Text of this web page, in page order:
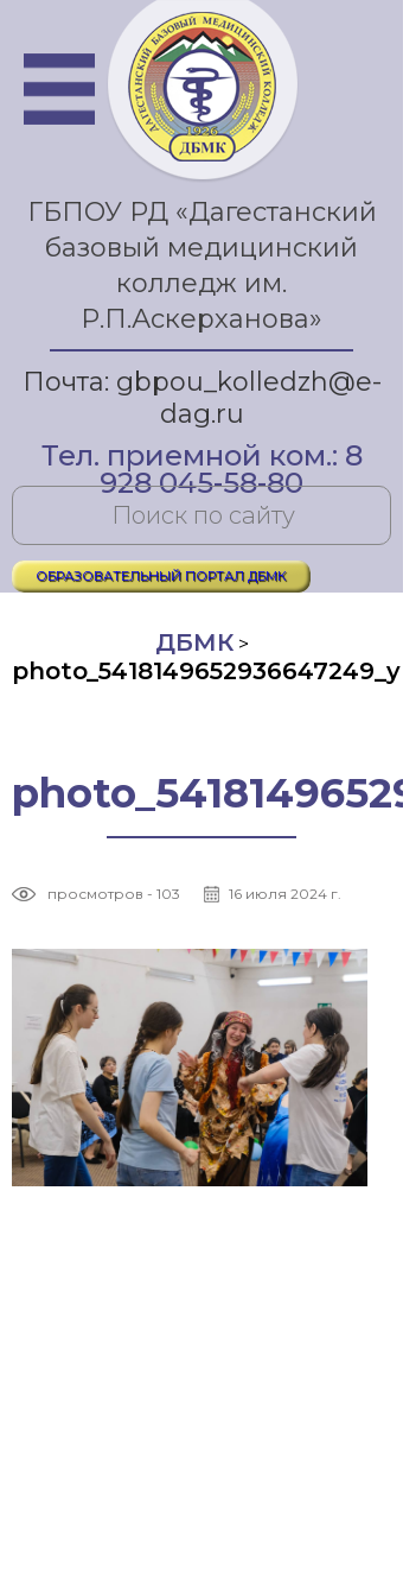
ГБПОУ РД «Дагестанский
базовый медицинский
колледж им.
Р.П.Аскерханова»
Почта: gbpou_kolledzh@e-
dag.ru
Тел. приемной ком.: 8
928 045-58-80
ОБРАЗОВАТЕЛЬНЫЙ ПОРТАЛ ДБМК
ДБМК>
photo_5418149652936647249_y
просмотров - 103 16 июля 2024 г.